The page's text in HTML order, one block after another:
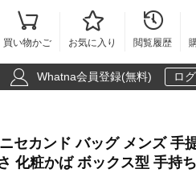

買い物かご

お気に入り

閲覧履歴
 Whatna会員登録(無料) ロ
セカンド バッグ メンズ 手
化粧かば ボックス型 手持